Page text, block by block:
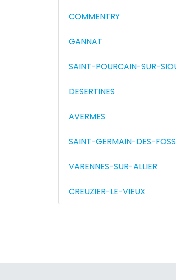
COMMENTRY
GANNAT
SAINT-POURCAIN-SUR-
DESERTINES
AVERMES
SAINT-GERMAIN-DES-
VARENNES-SUR-ALLIER
CREUZIER-LE-VIEUX